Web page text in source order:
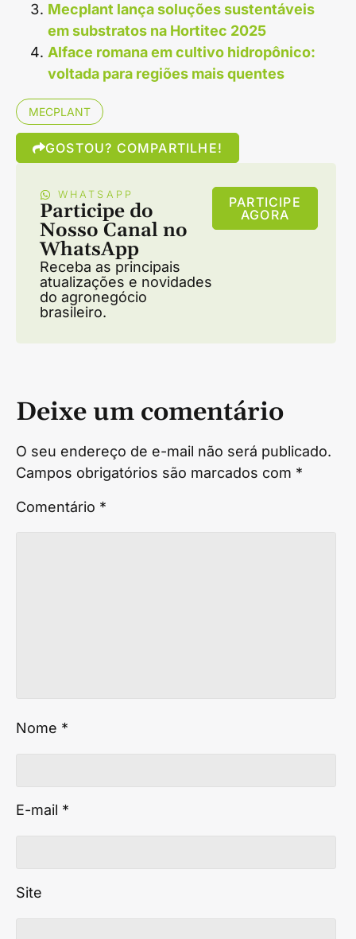
Mecplant lança soluções sustentáveis
em substratos na Hortitec 2025
Alface romana em cultivo hidropônico:
voltada para regiões mais quentes
MECPLANT
GOSTOU? COMPARTILHE!
WHATSAPP
Participe do
Nosso Canal no
WhatsApp
Receba as principais
atualizações e novidades
do agronegócio
brasileiro.
PARTICIPE
AGORA
Deixe um comentário
O seu endereço de e-mail não será publicado.
Campos obrigatórios são marcados com *
Comentário *
Nome *
E-mail *
Site